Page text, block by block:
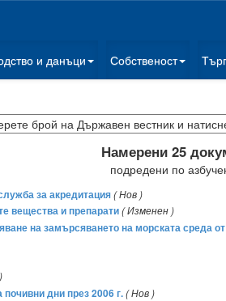
и данъци Собственост
Намерени 25
подредени по
за акредитация( Нов )
вещества и препарати( Изменен )
на замърсяването на морската среда
дни през 2006 г.( Нов )